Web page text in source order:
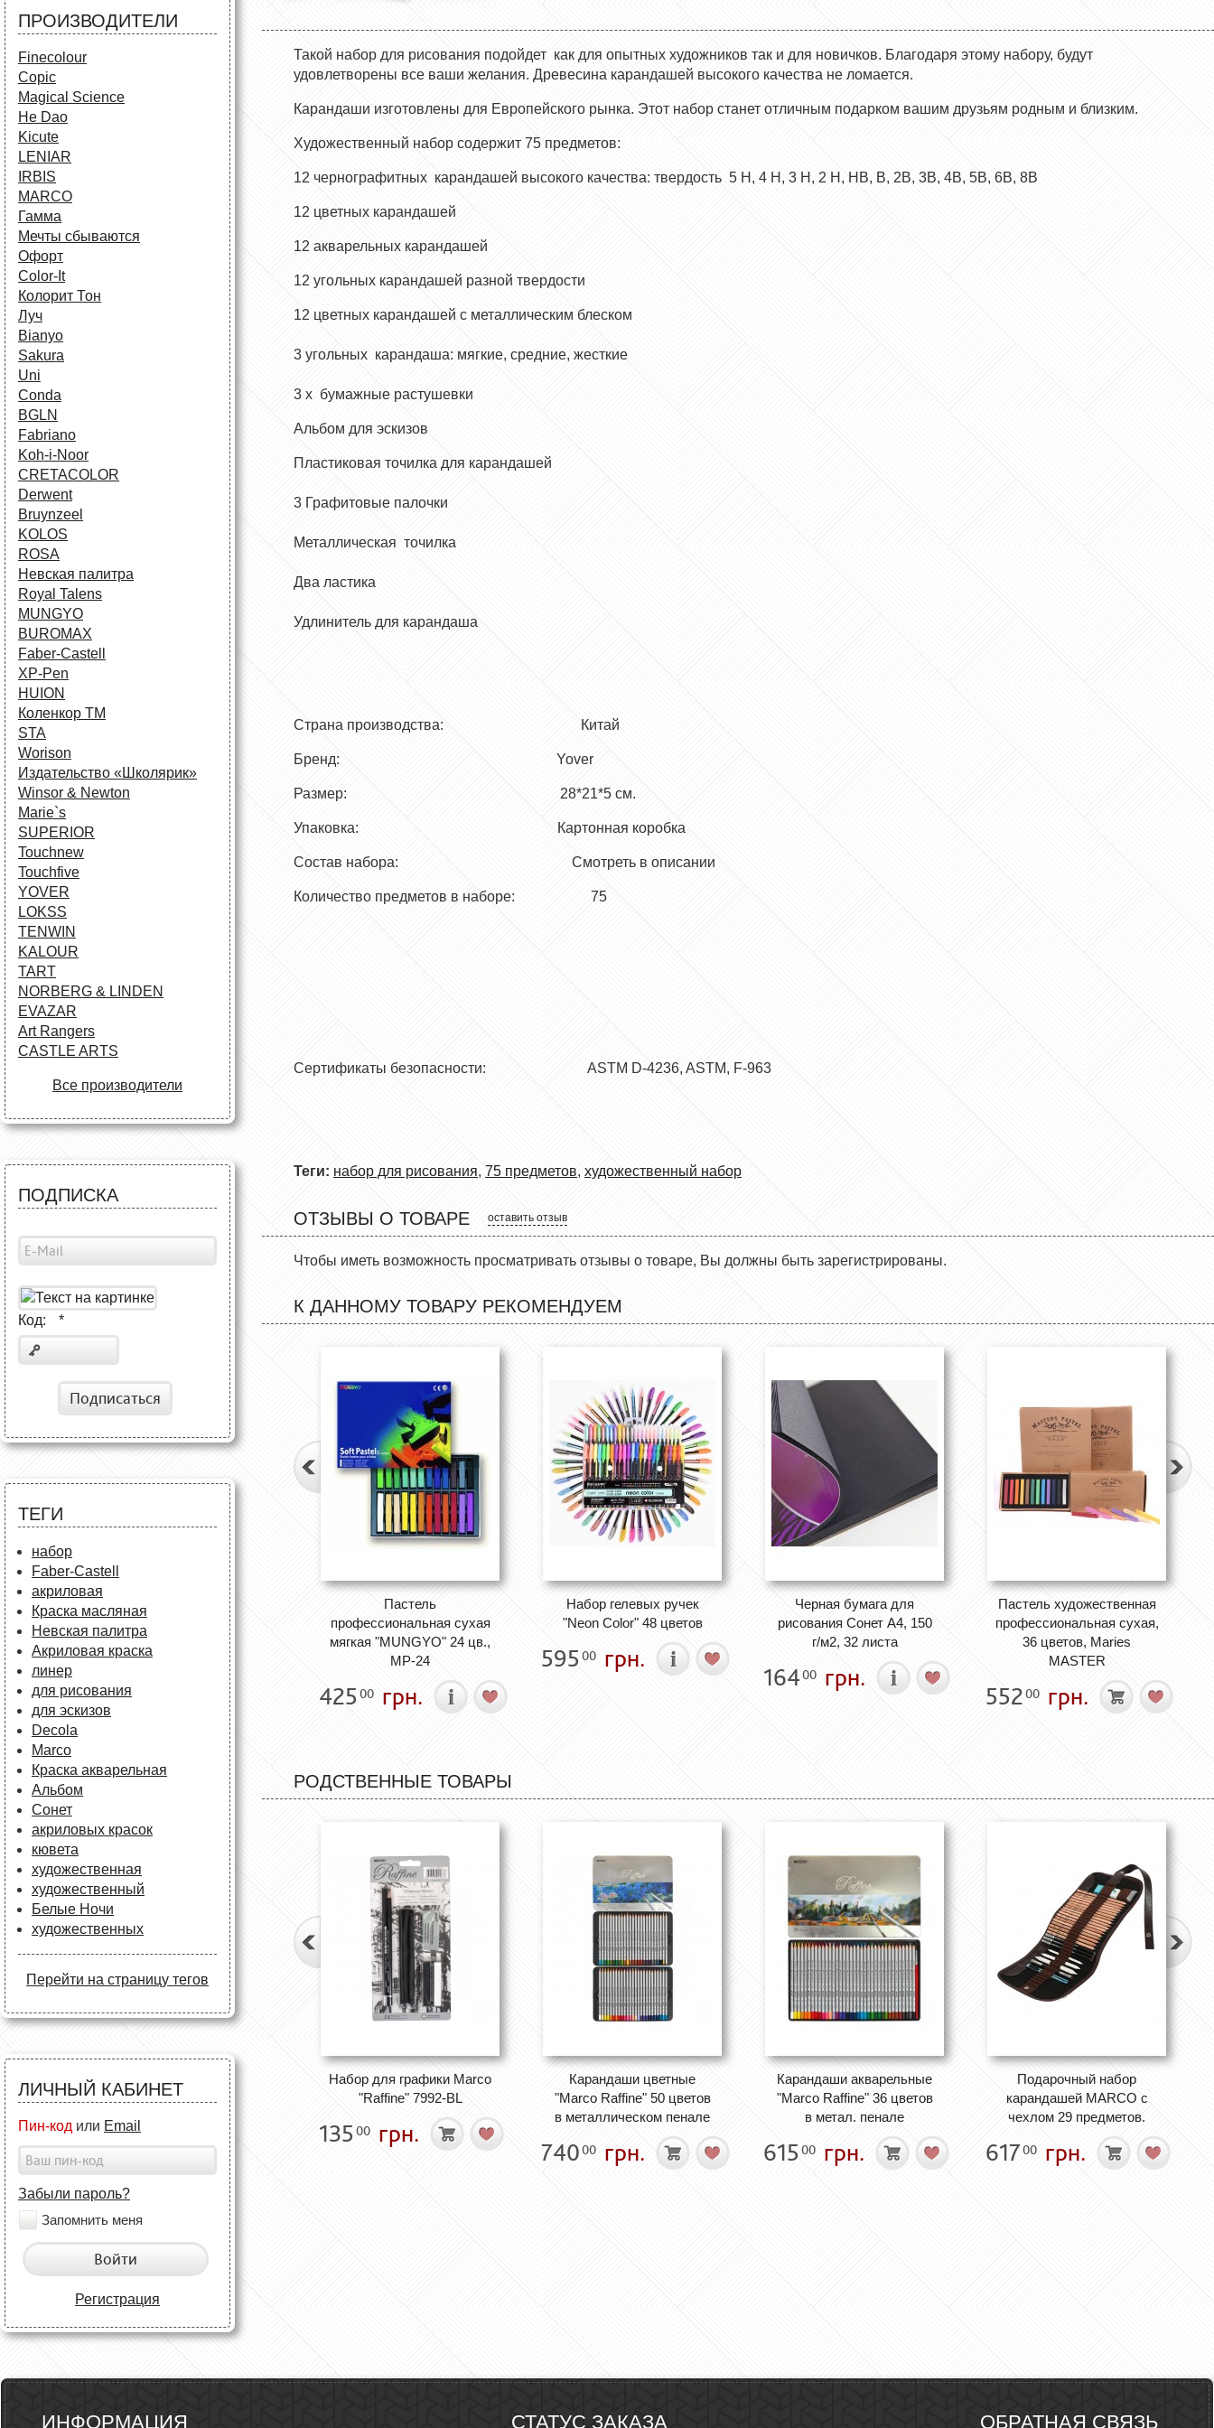
ПРОИЗВОДИТЕЛИ
Finecolour
Copic
Magical Science
He Dao
Kicute
LENIAR
IRBIS
MARCO
Гамма
Мечты сбываются
Офорт
Сolor-It
Колорит Тон
Луч
Bianyo
Sakura
Uni
Conda
BGLN
Fabriano
Koh-i-Noor
CRETACOLOR
Derwent
Bruynzeel
KOLOS
ROSA
Невская палитра
Royal Talens
MUNGYO
BUROMAX
Faber-Castell
XP-Pen
HUION
Коленкор ТМ
STA
Worison
Издательство «Школярик»
Winsor & Newton
Marie`s
SUPERIOR
Touchnew
Touchfive
YOVER
LOKSS
TENWIN
KALOUR
TART
NORBERG & LINDEN
EVAZAR
Art Rangers
CASTLE ARTS
Все производители
ПОДПИСКА
Код: *
Подписаться
ТЕГИ
набор
Faber-Castell
акриловая
Краска масляная
Невская палитра
Акриловая краска
линер
для рисования
для эскизов
Decola
Marco
Краска акварельная
Альбом
Сонет
акриловых красок
кювета
художественная
художественный
Белые Ночи
художественных
Перейти на страницу тегов
ЛИЧНЫЙ КАБИНЕТ
Пин-код или Email
Забыли пароль?
Запомнить меня
Войти
Регистрация
Такой набор для рисования подойдет как для опытных художников так и для новичков. Благодаря этому набору, будут
удовлетворены все ваши желания. Древесина карандашей высокого качества не ломается.
Карандаши изготовлены для Европейского рынка. Этот набор станет отличным подарком вашим друзьям родным и близким.
Художественный набор содержит 75 предметов:
12 чернографитных карандашей высокого качества: твердость 5 H, 4 H, 3 H, 2 H, HB, B, 2B, 3B, 4B, 5B, 6B, 8B
12 цветных карандашей
12 акварельных карандашей
12 угольных карандашей разной твердости
12 цветных карандашей с металлическим блеском
3 угольных карандаша: мягкие, средние, жесткие
3 x бумажные растушевки
Альбом для эскизов
Пластиковая точилка для карандашей
3 Графитовые палочки
Металлическая точилка
Два ластика
Удлинитель для карандаша
Страна производства: Китай
Бренд: Yover
Размер: 28*21*5 см.
Упаковка: Картонная коробка
Состав набора: Смотреть в описании
Количество предметов в наборе: 75
Сертификаты безопасности: ASTM D-4236, ASTM, F-963
Теги: набор для рисования, 75 предметов, художественный набор
ОТЗЫВЫ О ТОВАРЕ оставить отзыв
Чтобы иметь возможность просматривать отзывы о товаре, Вы должны быть зарегистрированы.
К ДАННОМУ ТОВАРУ РЕКОМЕНДУЕМ
Пастель
профессиональная сухая
мягкая "MUNGYO" 24 цв.,
MP-24
425 00 грн.
Набор гелевых ручек
"Neon Color" 48 цветов
595 00 грн.
Черная бумага для
рисования Сонет А4, 150
г/м2, 32 листа
16400 грн.
Пастель художественная
профессиональная сухая,
36 цветов, Maries
MASTER
55200 грн.
РОДСТВЕННЫЕ ТОВАРЫ
Набор для графики Marco
"Raffine" 7992-BL
135 00 грн.
Карандаши цветные
"Marco Raffine" 50 цветов
в металлическом пенале
74000 грн.
Карандаши акварельные
"Marco Raffine" 36 цветов
в метал. пенале
615 00 грн.
Подарочный набор
карандашей MARCO с
чехлом 29 предметов.
61700 грн.
ИНФОРМАЦИЯ СТАТУС ЗАКАЗА ОБРАТНАЯ СВЯЗЬ